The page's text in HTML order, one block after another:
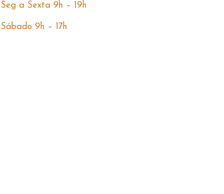
Seg a Sexta 9h – 19h
Sábado 9h – 17h